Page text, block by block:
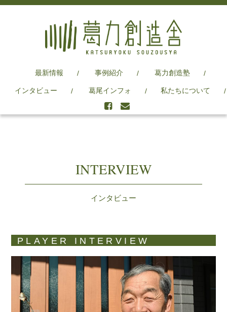
最新情報 事例紹介 葛力創造塾
インタビュー 葛尾インフォ 私たちについて
INTERVIEW
インタビュー
PLAYER INTERVIEW